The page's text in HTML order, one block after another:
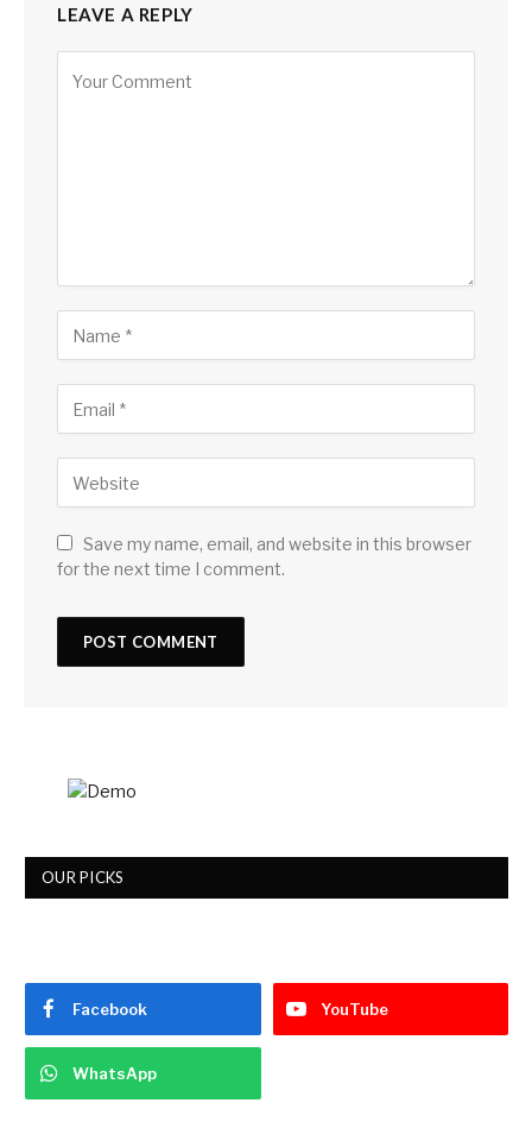
LEAVE A REPLY
Save my name, email, and website in this browser
for the next time I comment.
OUR PICKS
Facebook YouTube
WhatsApp